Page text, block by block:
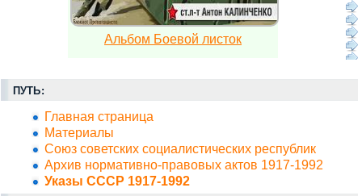
Альбом Боевой листок
ПУТЬ:
Главная страница
Материалы
Союз советских социалистических республик
Архив нормативно-правовых актов 1917-1992
Указы СССР 1917-1992